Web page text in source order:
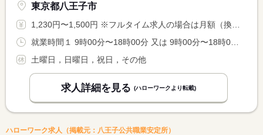
東京都八王子市
1,230円〜1,500円 ※フルタイム求人の場合は月額（換算額）、パート求人の場合は時間額を表示しています。
土曜日，日曜日，祝日，その他
求人詳細を見る (ハローワークより転載)
ハローワーク求人（掲載元：八王子公共職業安定所）